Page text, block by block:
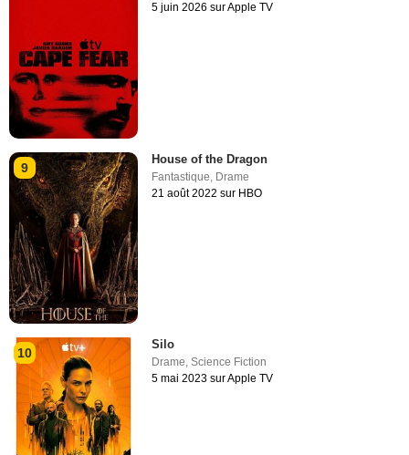
5 juin 2026 sur Apple TV
9
House of the Dragon
Fantastique Drame
21 août 2022 sur HBO
10
Silo
Drame,Science Fiction
5 mai 2023 sur Apple TV